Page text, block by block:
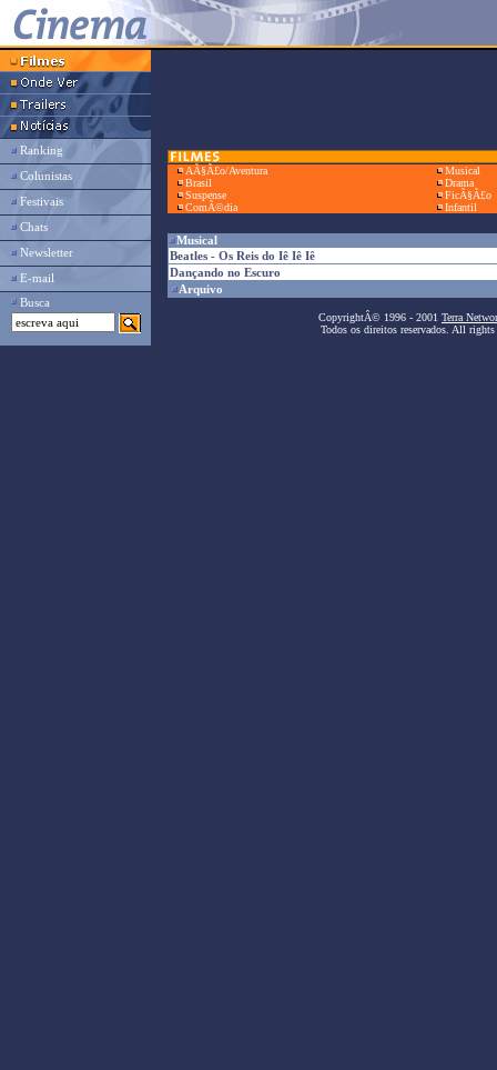
Ranking
Colunistas
Festivais
Chats
Newsletter
E-mail
Busca
AÃ§Ã£o/Aventura
Musical
Brasil
Drama
Suspense
FicÃ§Ã£o
ComÃ©dia
Infantil
Musical
Beatles - Os Reis do Iê Iê Iê
Dançando no Escuro
Arquivo
CopyrightÂ© 1996 - 2001 Terra
Todos os direitos reservados. All rights